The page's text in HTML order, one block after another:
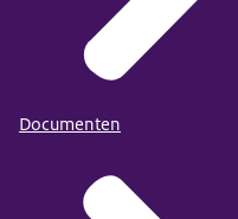
Documenten